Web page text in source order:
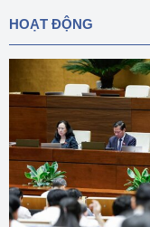
HOẠT ĐỘNG